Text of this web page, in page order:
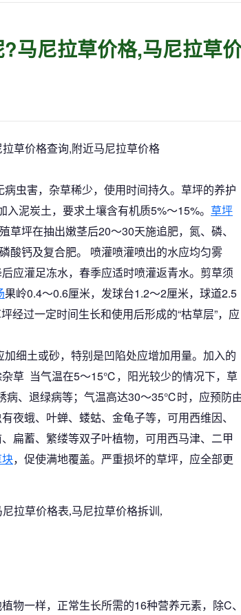
马尼拉草价格,马尼拉草
草价格查询,附近马尼拉草价格
虫害，杂草稀少，使用时间持久。草坪的养护
泥炭土，要求土壤含有机质5%～15%。 草坪
坪在抽出嫩茎后20～30天施追肥，氮、磷、
酸钙及复合肥。 喷灌喷灌喷出的水应均匀雾
应灌足冻水，春季应适时喷灌返青水。剪草须
果岭0.4～0.6厘米，发球台1.2～2厘米，球道2.5
经过一定时间生长和使用后形成的“枯草层”，应
细土或砂，特别是凹陷处应增加用量。加入的
草 当气温在5～15℃，阳光较少的情况下，草
病、退绿病等；气温高达30～35℃时，应预防
夜蛾、叶蝉、蝼蛄、金龟子等，可用西维因、
扁蓄、繁缕等双子叶植物，可用西马津、二甲
，促使满地覆盖。严重损坏的草坪，应全部更
物一样，正常生长所需的16种营养元素，除C、